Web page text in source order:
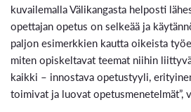
kuvailemalla Välikangasta helposti
opettajan opetus on selkeää ja
paljon esimerkkien kautta oikeista
miten opiskeltavat teemat niihin
kaikki – innostava opetustyyli,
toimivat ja luovat opetusmenetelmät”,